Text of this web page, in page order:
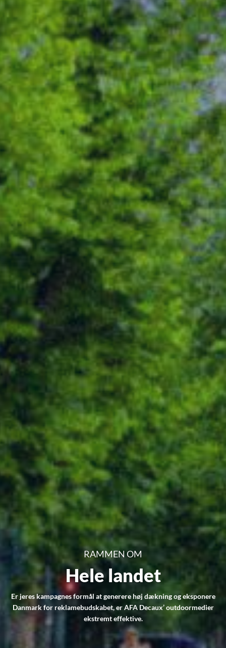
RAMMEN OM
Hele landet
Er jeres kampagnes formål at generere høj dækning og eksponere
Danmark for reklamebudskabet, er AFA Decaux’ outdoormedier
ekstremt effektive.